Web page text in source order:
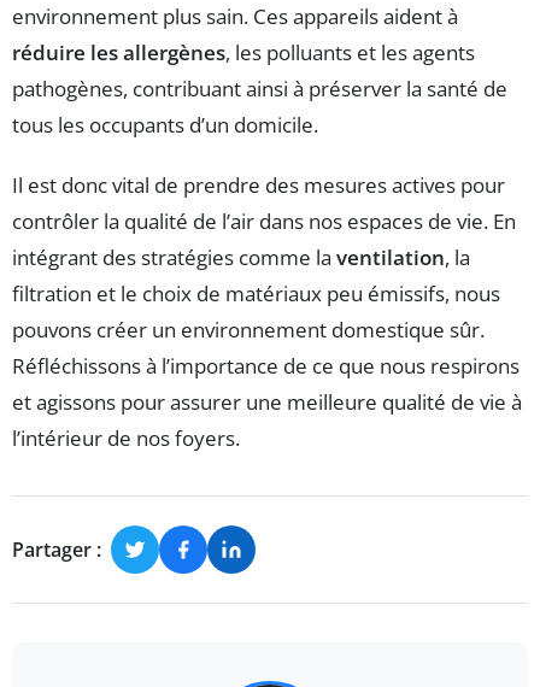
environnement plus sain. Ces appareils aident à
réduire les allergènes, les polluants et les agents
pathogènes, contribuant ainsi à préserver la santé de
tous les occupants d’un domicile.
Il est donc vital de prendre des mesures actives pour
contrôler la qualité de l’air dans nos espaces de vie. En
intégrant des stratégies comme la ventilation, la
filtration et le choix de matériaux peu émissifs, nous
pouvons créer un environnement domestique sûr.
Réfléchissons à l’importance de ce que nous respirons
et agissons pour assurer une meilleure qualité de vie à
l’intérieur de nos foyers.
Partager :